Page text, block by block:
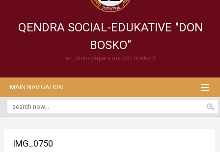
QENDRA SOCIAL-EDUKATIVE "DON
BOSKO"
ec, shko përpara me don boskon!
MAIN NAVIGATION
IMG_0750